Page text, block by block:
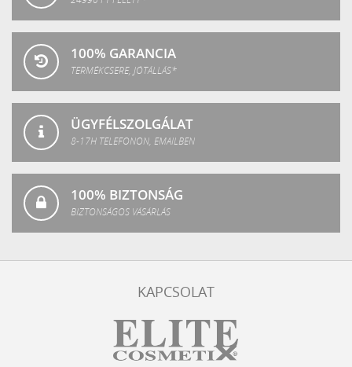
100% GARANCIA
TERMÉKCSERE, JÓTÁLLÁS*
ÜGYFÉLSZOLGÁLAT
8-17H TELEFONON, EMAILBEN
100% BIZTONSÁG
BIZTONSÁGOS VÁSÁRLÁS
KAPCSOLAT